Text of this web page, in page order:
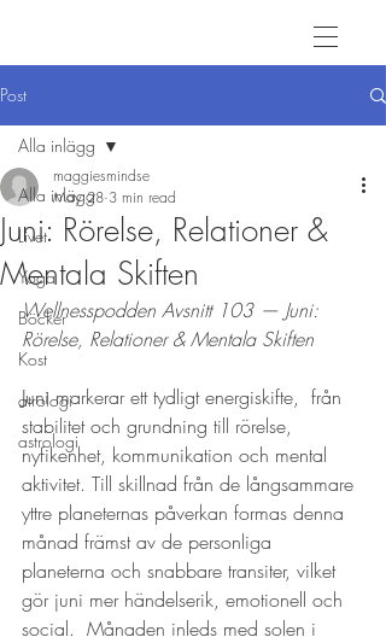
Post
Alla inlägg
Livet
Yoga
Böcker
Kost
atrologi
astrologi
Alla inlägg
Juni: Rörelse, Relationer &
Mentala Skiften
maggiesmindse
May 28 3 min read
Wellnesspodden Avsnitt 103 — Juni:
Rörelse, Relationer & Mentala Skiften
Juni markerar ett tydligt energiskifte,  från
stabilitet och grundning till rörelse,
nyfikenhet, kommunikation och mental
aktivitet. Till skillnad från de långsammare
yttre planeternas påverkan formas denna
månad främst av de personliga
planeterna och snabbare transiter, vilket
gör juni mer händelserik, emotionell och
social.  Månaden inleds med solen i